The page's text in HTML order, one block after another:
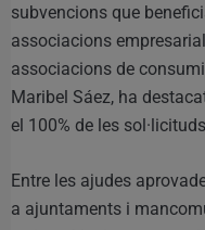
subvencions que
associacions
associacions de
Maribel Sáez, ha
el 100% de les
Entre les ajudes
a ajuntaments i